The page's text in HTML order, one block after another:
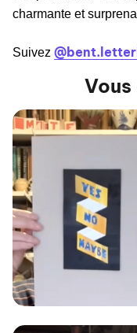
charmante et
Suivez
Vous